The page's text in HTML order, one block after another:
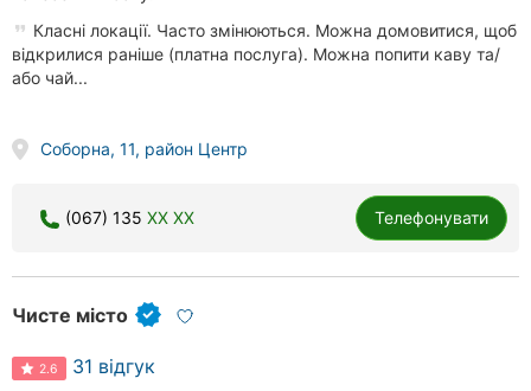
Класні локації. Часто змінюються. Можна домовитися, щоб
відкрилися раніше (платна послуга). Можна попити каву та/
або чай...
Соборна, 11, район Центр
(067) 135 XX XX Телефонувати
Чисте місто
2.6 31 відгук